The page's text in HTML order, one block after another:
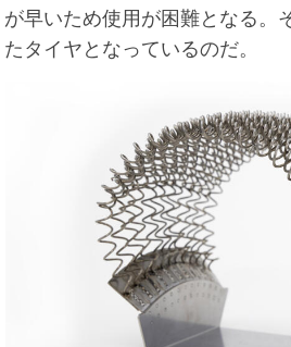
が早いため使用が困難となる。
たタイヤとなっているのだ。